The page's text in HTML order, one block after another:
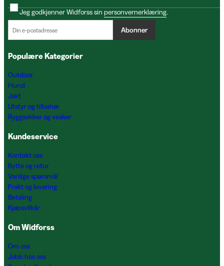
Jeg godkjenner Widforss sin personvernerklæring.
Abonner
Populære Kategorier
Outdoor
Hund
Jakt
Utstyr og tilbehør
Ryggsekker og vesker
Kundeservice
Kontakt oss
Bytte og retur
Vanlige spørsmål
Frakt og levering
Betaling
Kjøpsvilkår
Om Widforss
Om oss
Jobb hos oss